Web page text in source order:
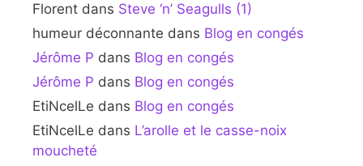
Florent dans Steve ‘n’ Seagulls (1)
humeur déconnante dans Blog en congés
Jérôme P dans Blog en congés
Jérôme P dans Blog en congés
EtiNcelLe dans Blog en congés
EtiNcelLe dans L’arolle et le casse-noix
moucheté